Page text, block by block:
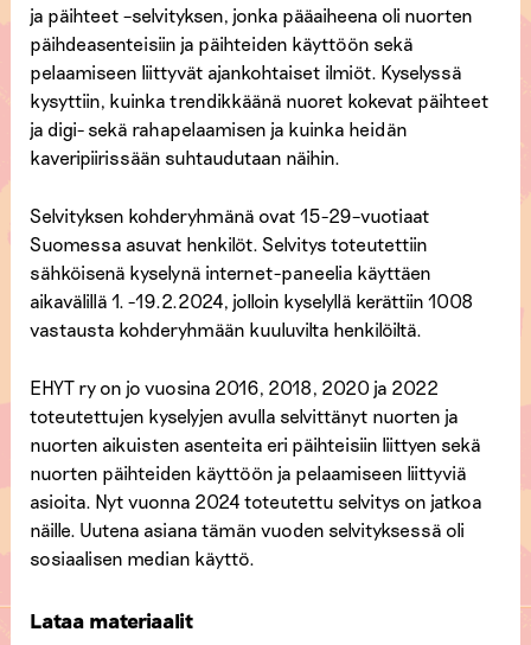
ja päihteet –selvityksen, jonka pääaiheena oli nuorten
päihdeasenteisiin ja päihteiden käyttöön sekä
pelaamiseen liittyvät ajankohtaiset ilmiöt. Kyselyssä
kysyttiin, kuinka trendikkäänä nuoret kokevat päihteet
ja digi- sekä rahapelaamisen ja kuinka heidän
kaveripiirissään suhtaudutaan näihin.
Selvityksen kohderyhmänä ovat 15-29–vuotiaat
Suomessa asuvat henkilöt. Selvitys toteutettiin
sähköisenä kyselynä internet-paneelia käyttäen
aikavälillä 1. -19.2.2024, jolloin kyselyllä kerättiin 1008
vastausta kohderyhmään kuuluvilta henkilöiltä.
EHYT ry on jo vuosina 2016, 2018, 2020 ja 2022
toteutettujen kyselyjen avulla selvittänyt nuorten ja
nuorten aikuisten asenteita eri päihteisiin liittyen sekä
nuorten päihteiden käyttöön ja pelaamiseen liittyviä
asioita. Nyt vuonna 2024 toteutettu selvitys on jatkoa
näille. Uutena asiana tämän vuoden selvityksessä oli
sosiaalisen median käyttö.
Lataa materiaalit